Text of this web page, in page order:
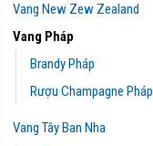
Vang New Zew Zealand
Vang Pháp
Brandy Pháp
Rượu Champagne Pháp
Vang Tây Ban Nha